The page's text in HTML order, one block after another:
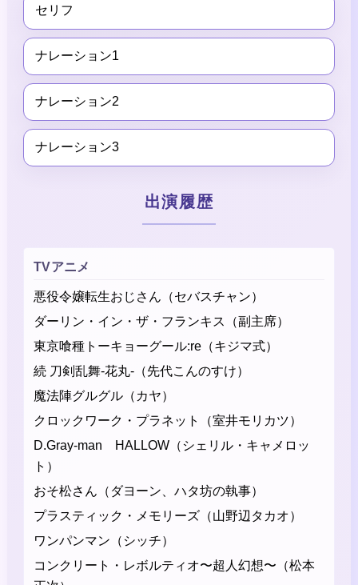
セリフ
ナレーション1
ナレーション2
ナレーション3
出演履歴
TVアニメ
悪役令嬢転生おじさん（セバスチャン）
ダーリン・イン・ザ・フランキス（副主席）
東京喰種トーキョーグール:re（キジマ式）
続 刀剣乱舞-花丸-（先代こんのすけ）
魔法陣グルグル（カヤ）
クロックワーク・プラネット（室井モリカツ）
D.Gray-man HALLOW（シェリル・キャメロッ
ト）
おそ松さん（ダヨーン、ハタ坊の執事）
プラスティック・メモリーズ（山野辺タカオ）
ワンパンマン（シッチ）
コンクリート・レボルティオ〜超人幻想〜（松本